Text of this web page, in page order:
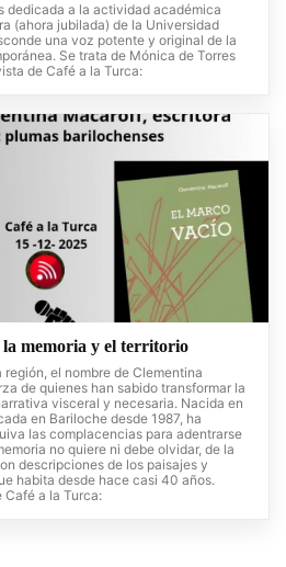
dedicada a la actividad académica
(ahora jubilada) de la Universidad
una voz potente y original de la
Se trata de Mónica de Torres
de Café a la Turca:
memoria y el territorio
el nombre de Clementina
de quienes han sabido transformar la
visceral y necesaria. Nacida en
en Bariloche desde 1987, ha
las complacencias para adentrarse
no quiere ni debe olvidar, de la
descripciones de los paisajes y
habita desde hace casi 40 años.
Café a la Turca: